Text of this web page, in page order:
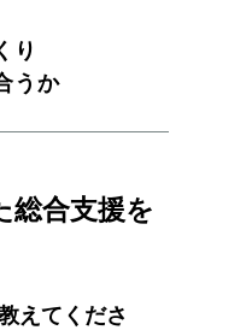
り
うか
総合支援を
えてくださ